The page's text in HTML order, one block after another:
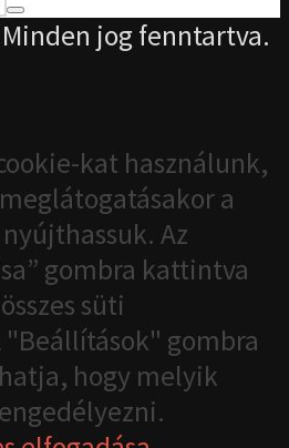
jog fenntartva.
kat használunk,
a
Az
gombra kattintva
süti
"Beállítások" gombra
hogy melyik